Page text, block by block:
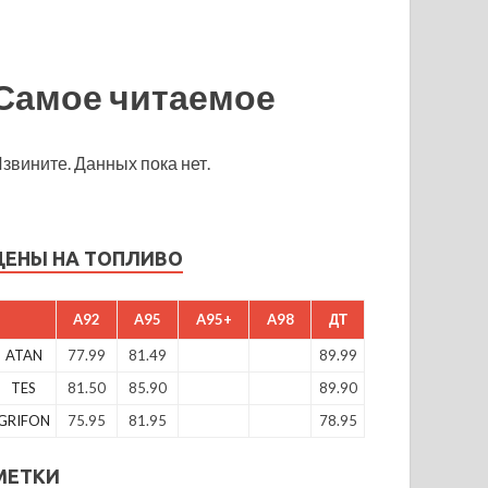
читаемое
Данных пока нет.
НА ТОПЛИВО
A92 A95 A95+ A98 ДТ
ATAN 77.99 81.49
89.99
TES
81.50 85.90
89.90
75.95 81.95 78.95